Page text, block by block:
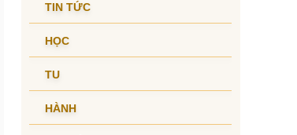
TIN TỨC
HỌC
TU
HÀNH